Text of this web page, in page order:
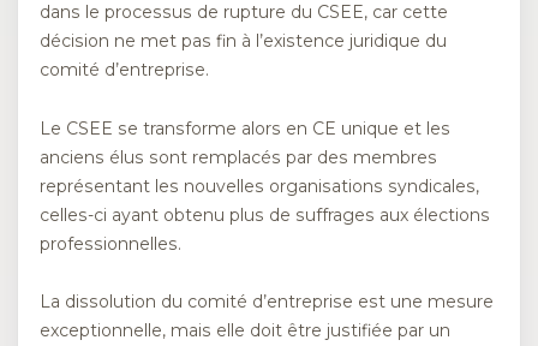
dans le processus de rupture du CSEE, car cette
décision ne met pas fin à l’existence juridique du
comité d’entreprise.
Le CSEE se transforme alors en CE unique et les
anciens élus sont remplacés par des membres
représentant les nouvelles organisations syndicales,
celles-ci ayant obtenu plus de suffrages aux élections
professionnelles.
La dissolution du comité d’entreprise est une mesure
exceptionnelle, mais elle doit être justifiée par un